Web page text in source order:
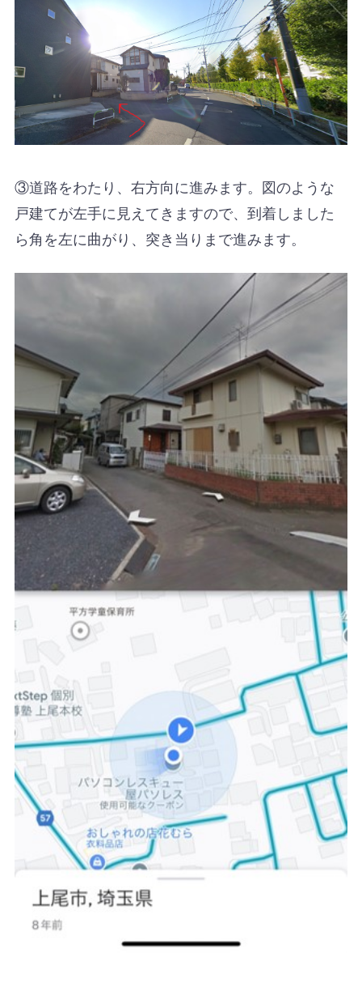
③道路をわたり、右方向に進みます。図のような
戸建てが左手に見えてきますので、到着しました
ら角を左に曲がり、突き当りまで進みます。